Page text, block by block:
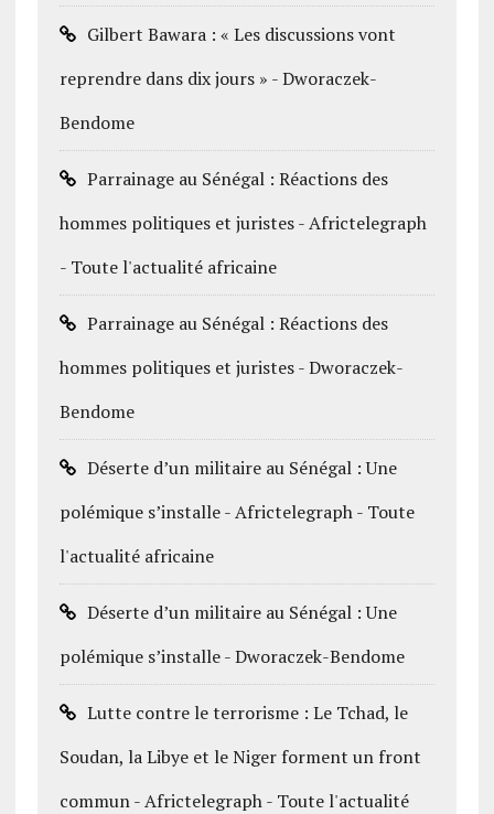
Gilbert Bawara : « Les discussions vont
reprendre dans dix jours » - Dworaczek-
Bendome
Parrainage au Sénégal : Réactions des
hommes politiques et juristes - Africtelegraph
- Toute l'actualité africaine
Parrainage au Sénégal : Réactions des
hommes politiques et juristes - Dworaczek-
Bendome
Déserte d’un militaire au Sénégal : Une
polémique s’installe - Africtelegraph - Toute
l'actualité africaine
Déserte d’un militaire au Sénégal : Une
polémique s’installe - Dworaczek-Bendome
Lutte contre le terrorisme : Le Tchad, le
Soudan, la Libye et le Niger forment un front
commun - Africtelegraph - Toute l'actualité